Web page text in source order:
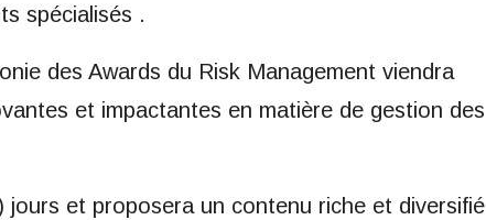
spécialisés .
des Awards du Risk Management viendra
et impactantes en matière de gestion des
jours et proposera un contenu riche et diversifié